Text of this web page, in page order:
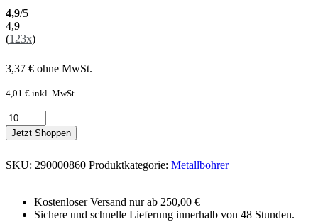
4,9/5
4,9
(123x)
3,37 € ohne MwSt.
4,01 € inkl. MwSt.
Jetzt Shoppen
SKU: 290000860 Produktkategorie: Metallbohrer
Kostenloser Versand nur ab 250,00 €
Sichere und schnelle Lieferung innerhalb von 48 Stunden.